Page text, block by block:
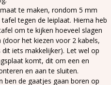
te maken, rondom 5 mm
tegen de leiplaat. Hierna heb
om te kijken hoeveel slagen
het kiezen voor 2 kabels,
iets makkelijker). Let wel op
komt, dit om een en
en aan te sluiten.
ben de gaatjes gaan boren op